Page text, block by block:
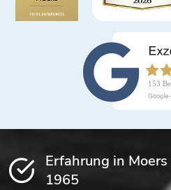
Erfahrung in
1965